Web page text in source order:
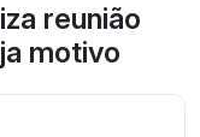
reunião
motivo